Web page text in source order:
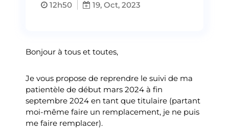
12h50 19, Oct, 2023
Bonjour à tous et toutes,
Je vous propose de reprendre le suivi de ma
patientèle de début mars 2024 à fin
septembre 2024 en tant que titulaire (partant
moi-même faire un remplacement, je ne puis
me faire remplacer).